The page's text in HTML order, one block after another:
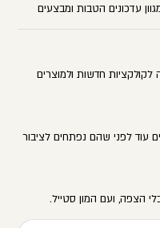
עדכונים הטבות ומבצעים
חדשות ולמוצרים
עוד לפני שהם נפתחים לציבור
הצפה, ועם המון סטייל.